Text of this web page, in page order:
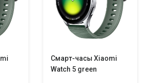
Смарт-часы Xiaomi
Watch 5 green